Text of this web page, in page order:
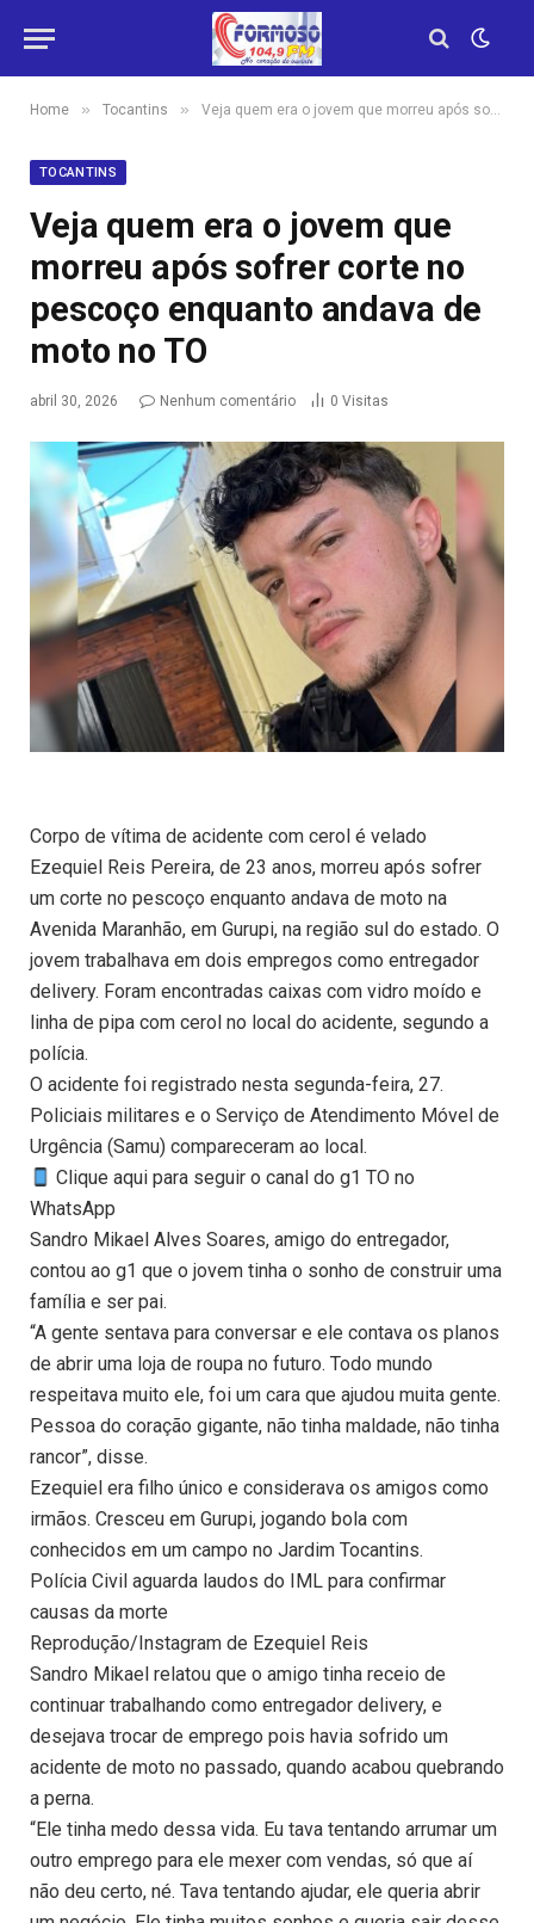
Home » Tocantins » Veja quem era o jovem que morreu após sofrer corte no pescoço enquanto andava de moto no TO
TOCANTINS
Veja quem era o jovem que
morreu após sofrer corte no
pescoço enquanto andava de
moto no TO
abril 30, 2026 Nenhum comentário 0 Visitas
Corpo de vítima de acidente com cerol é velado
Ezequiel Reis Pereira, de 23 anos, morreu após sofrer
um corte no pescoço enquanto andava de moto na
Avenida Maranhão, em Gurupi, na região sul do estado. O
jovem trabalhava em dois empregos como entregador
delivery. Foram encontradas caixas com vidro moído e
linha de pipa com cerol no local do acidente, segundo a
polícia.
O acidente foi registrado nesta segunda-feira, 27.
Policiais militares e o Serviço de Atendimento Móvel de
Urgência (Samu) compareceram ao local.
Clique aqui para seguir o canal do g1 TO no
WhatsApp
Sandro Mikael Alves Soares, amigo do entregador,
contou ao g1 que o jovem tinha o sonho de construir uma
família e ser pai.
“A gente sentava para conversar e ele contava os planos
de abrir uma loja de roupa no futuro. Todo mundo
respeitava muito ele, foi um cara que ajudou muita gente.
Pessoa do coração gigante, não tinha maldade, não tinha
rancor”, disse.
Ezequiel era filho único e considerava os amigos como
irmãos. Cresceu em Gurupi, jogando bola com
conhecidos em um campo no Jardim Tocantins.
Polícia Civil aguarda laudos do IML para confirmar
causas da morte
Reprodução/Instagram de Ezequiel Reis
Sandro Mikael relatou que o amigo tinha receio de
continuar trabalhando como entregador delivery, e
desejava trocar de emprego pois havia sofrido um
acidente de moto no passado, quando acabou quebrando
a perna.
“Ele tinha medo dessa vida. Eu tava tentando arrumar um
outro emprego para ele mexer com vendas, só que aí
não deu certo, né. Tava tentando ajudar, ele queria abrir